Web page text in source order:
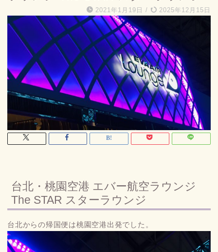
2021年1月19日 / 2025年12月15日
台北・桃園空港 エバー航空ラウンジ
The STAR スターラウンジ
台北からの帰国便は桃園空港出発でした。